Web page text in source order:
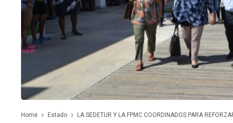
Home Estado LA SEDETUR Y LA FPMC COORDINADOS PARA